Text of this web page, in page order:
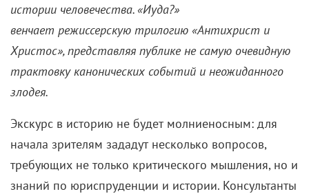
истории человечества. «Иуда?»
венчает режиссерскую трилогию «Антихрист и
Христос», представляя публике не самую очевидную
трактовку канонических событий и неожиданного
злодея.
Экскурс в историю не будет молниеносным: для
начала зрителям зададут несколько вопросов,
требующих не только критического мышления, но и
знаний по юриспруденции и истории. Консультанты